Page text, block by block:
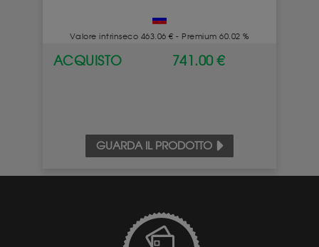
Valore intrinseco 463.06 € - Premium 60.02 %
ACQUISTO 741.00 €
GUARDA IL PRODOTTO